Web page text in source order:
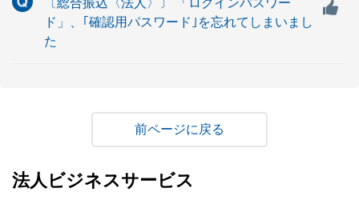
〔総合振込〈法人〉〕 「ログインパスワー
ド」、｢確認用パスワード｣を忘れてしまいまし
た
戻る
法人ビジネスサービス